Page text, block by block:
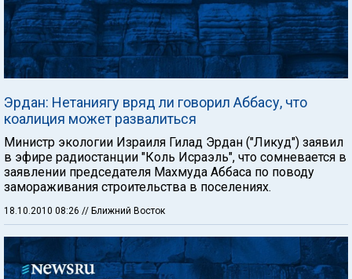
Эрдан: Нетаниягу вряд ли говорил Аббасу, что
коалиция может развалиться
Министр экологии Израиля Гилад Эрдан ("Ликуд") заявил
в эфире радиостанции "Коль Исраэль", что сомневается в
заявлении председателя Махмуда Аббаса по поводу
замораживания строительства в поселениях.
18.10.2010 08:26 // Ближний Восток